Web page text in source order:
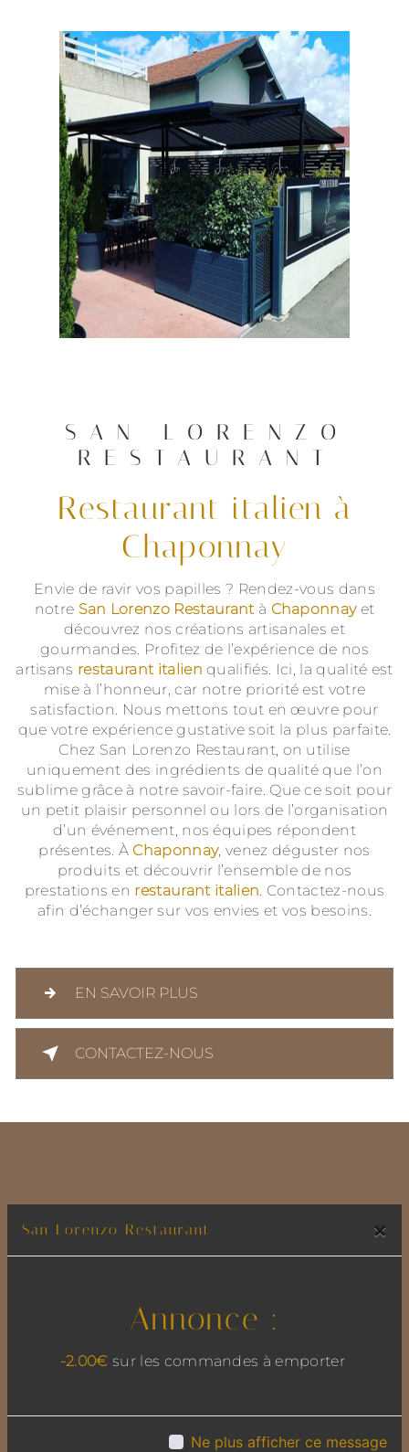
San Lorenzo Restaurant ×
Annonce :
-2.00€ sur les commandes à emporter
Ne plus afficher ce message
SAN LORENZO
RESTAURANT
restaurant italien à
Chaponnay
Envie de ravir vos papilles ? Rendez-vous dans
notre San Lorenzo Restaurantà Chaponnayet
découvrez nos créations artisanales et
gourmandes. Profitez de l’expérience de nos
artisans restaurant italien qualifiés. Ici, la qualité est
mise à l’honneur, car notre priorité est votre
satisfaction. Nous mettons tout en œuvre pour
que votre expérience gustative soit la plus parfaite.
Chez San Lorenzo Restaurant, on utilise
uniquement des ingrédients de qualité que l’on
sublime grâce à notre savoir-faire. Que ce soit pour
un petit plaisir personnel ou lors de l’organisation
d’un événement, nos équipes répondent
présentes. À Chaponnay, venez déguster nos
produits et découvrir l’ensemble de nos
prestations en restaurant italien. Contactez-nous
afin d’échanger sur vos envies et vos besoins.
EN SAVOIR PLUS
CONTACTEZ-NOUS
Adresse
13 rue de l'Egalité, 69780 Mions